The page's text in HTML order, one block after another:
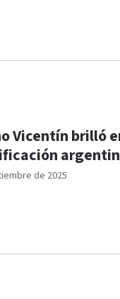
de 2025
Vicentín brilló